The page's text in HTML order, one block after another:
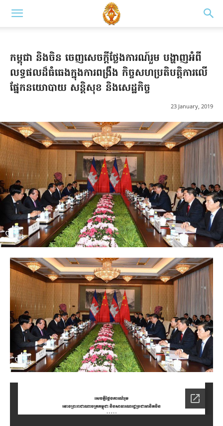
កម្ពុជា និងចិន ចេញសេចក្ដីថ្លែងការណ៍រួម បង្ហាញអំពី
លទ្ធផលដ៏ធំធេងក្នុងការពង្រឹង កិច្ចសហប្រតិបត្តិការលើ
ផ្នែកនយោបាយ សន្ដិសុខ និងសេដ្ឋកិច្ច
23 January, 2019